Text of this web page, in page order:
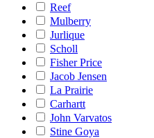
Reef
Mulberry
Jurlique
Scholl
Fisher Price
Jacob Jensen
La Prairie
Carhartt
John Varvatos
Stine Goya